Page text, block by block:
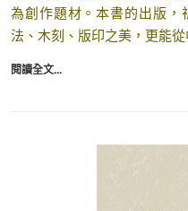
為創作題材。本書的出版
法、木刻、版印之美，更能從
閱讀全文...